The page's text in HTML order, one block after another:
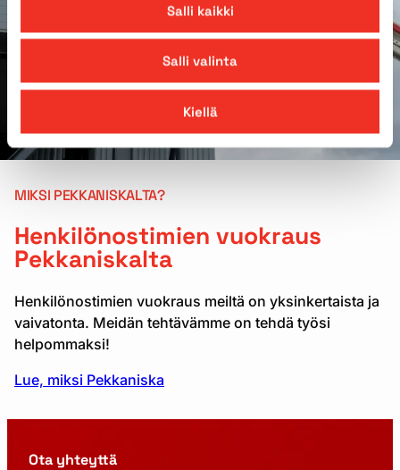
Salli kaikki
Salli valinta
Kiellä
MIKSI PEKKANISKALTA?
Henkilönostimien vuokraus
Pekkaniskalta
Henkilönostimien vuokraus meiltä on yksinkertaista ja
vaivatonta. Meidän tehtävämme on tehdä työsi
helpommaksi!
Lue, miksi Pekkaniska
Ota yhteyttä